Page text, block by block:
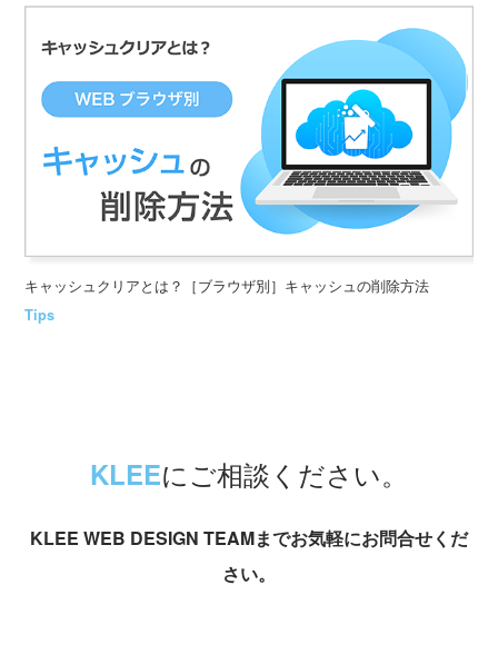
キャッシュクリアとは？［ブラウザ別］キャッシュの削除方法
Tips
KLEEにご相談ください。
KLEE WEB DESIGN TEAMまでお気軽にお問合せくだ
さい。